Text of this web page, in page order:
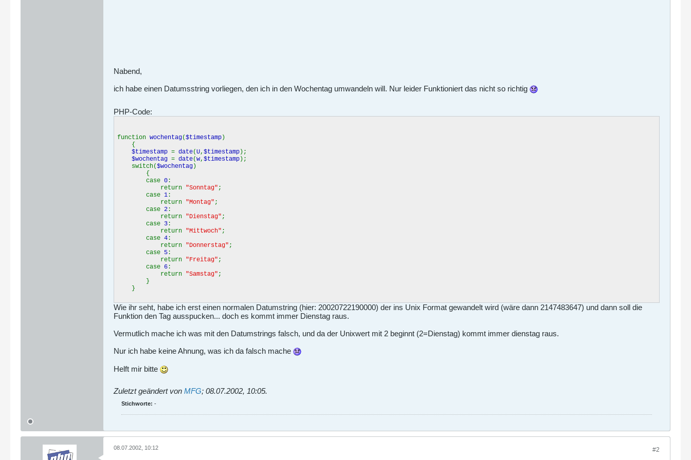
Nabend,
ich habe einen Datumsstring vorliegen, den ich in den Wochentag umwandeln will. Nur leider Funktioniert das nicht so richtig
PHP-Code:
function wochentag($timestamp)
{
$timestamp = date(U, $timestamp);
$wochentag = date(w, $timestamp);
switch($wochentag)
{
case 0 :
return "Sonntag" ;
case 1 :
return "Montag" ;
case 2 :
return "Dienstag" ;
case 3 :
return "Mittwoch" ;
case 4 :
return "Donnerstag" ;
case 5 :
return "Freitag" ;
case 6 :
return "Samstag" ;
}
}
Wie ihr seht, habe ich erst einen normalen Datumstring (hier: 20020722190000) der ins Unix Format gewandelt wird (wäre dann 2147483647) und dann soll die
Funktion den Tag ausspucken... doch es kommt immer Dienstag raus.
Vermutlich mache ich was mit den Datumstrings falsch, und da der Unixwert mit 2 beginnt (2=Dienstag) kommt immer dienstag raus.
Nur ich habe keine Ahnung, was ich da falsch mache
Helft mir bitte
Zuletzt geändert von MFG; 08.07.2002, 10:05.
Stichworte: -
#2
08.07.2002, 10:12